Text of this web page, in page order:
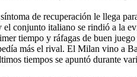
de recuperación le llega
conjunto italiano se rindió a la
tiempo y ráfagas de buen
más el rival. El Milan vino a
tiempos se apuntó durante